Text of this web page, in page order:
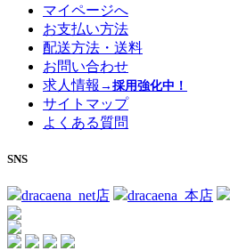
マイページへ
お支払い方法
配送方法・送料
お問い合わせ
求人情報 →採用強化中！
サイトマップ
よくある質問
SNS
dracaena_net店 dracaena_本店